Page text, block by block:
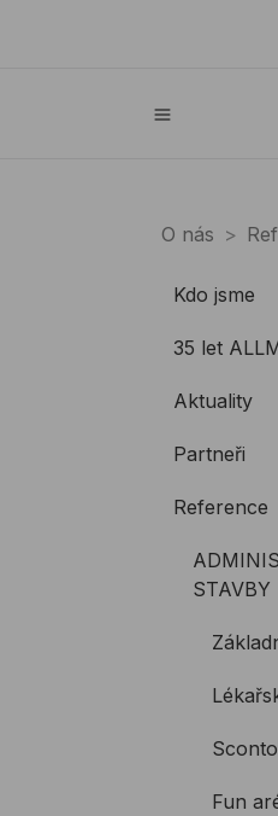
O nás
Kdo jsme
35 let
Aktuality
Partneři
Reference
STAVBY
Fun